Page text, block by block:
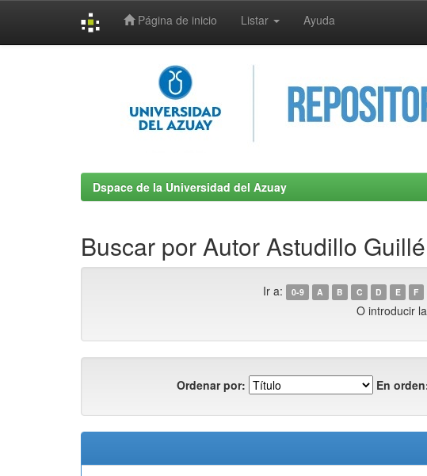
Página de inicio Listar Ayuda
Dspace de la Universidad del Azuay
Buscar por Autor Astudillo
Ir a: 0-9 A B C D E F
O introducir
Ordenar por: En